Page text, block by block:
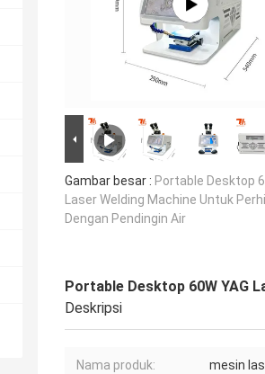
Gambar besar : Portable Desktop
Laser Welding Machine Untuk
Dengan Pendingin Air
Portable Desktop 60W YAG
Deskripsi
Nama produk: mesin